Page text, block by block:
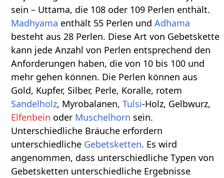
sein – Uttama, die 108 oder 109 Perlen enthält.
Madhyama enthält 55 Perlen undAdhama
besteht aus 28 Perlen. Diese Art von Gebetskette
kann jede Anzahl von Perlen entsprechend den
Anforderungen haben, die von 10 bis 100 und
mehr gehen können. Die Perlen können aus
Gold, Kupfer, Silber, Perle, Koralle, rotem
Sandelholz, Myrobalanen,Tulsi-Holz, Gelbwurz,
Elfenbein oder Muschelhorn sein.
Unterschiedliche Bräuche erfordern
unterschiedliche Gebetsketten. Es wird
angenommen, dass unterschiedliche Typen von
Gebetsketten unterschiedliche Ergebnisse